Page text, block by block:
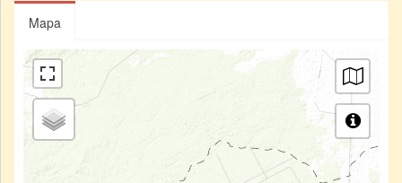
Mapa